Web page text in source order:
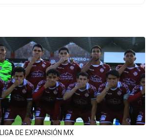
LIGA DE EXPANSIÓN MX